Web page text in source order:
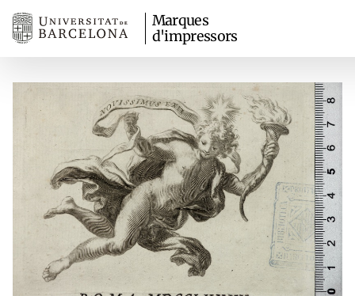
Marques
d'impressors